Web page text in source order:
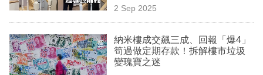
生
時
事
2 Sep 2025
納米樓成交飆三成、回報「爆4」
筍過做定期存款！拆解樓市垃圾
變瑰寶之迷